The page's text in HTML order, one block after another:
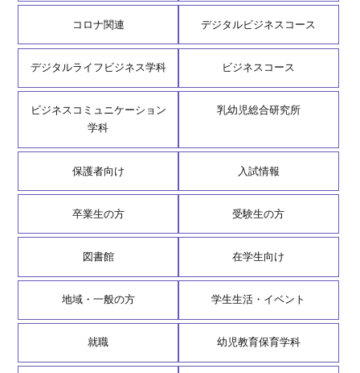
コロナ関連 デジタルビジネスコース
デジタルライフビジネス学科 ビジネスコース
ビジネスコミュニケーション
学科
乳幼児総合研究所
保護者向け 入試情報
卒業生の方 受験生の方
図書館 在学生向け
地域・一般の方 学生生活・イベント
就職 幼児教育保育学科